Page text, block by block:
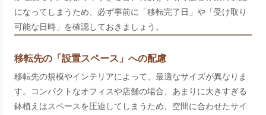
になってしまうため、必ず事前に「移転完了日」や「受け取り
可能な日時」を確認しておきましょう。
移転先の「設置スペース」への配慮
移転先の規模やインテリアによって、最適なサイズが異なりま
す。コンパクトなオフィスや店舗の場合、あまりに大きすぎる
鉢植えはスペースを圧迫してしまうため、空間に合わせたサイ